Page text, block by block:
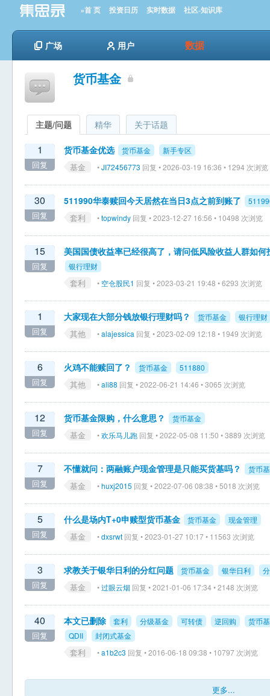
»首 页 投资日历 实时数据 社区-知识库
广场 用户 数据
货币基金
主题/问题 精华 关于话题
1
回复
货币基金优选 货币基金 新手专区
基金 •JI72456773 回复 • 2026-03-19 16:36 • 1294 次浏览
30
回复
511990华泰赎回今天居然在当日3点之前到账了
套利 •topwindy 回复 • 2023-12-27 16:56 • 10498 次浏览
15
回复
美国国债收益率已经很高了，请问低风险收益人群如何
银行理财
套利 • 空仓股民1 回复 • 2023-03-21 19:48 • 6293 次浏览
1
回复
大家现在大部分钱放银行理财吗？ 货币基金 银行理财
其他 •alajessica 回复 • 2023-02-09 12:18 • 1949 次浏览
6
回复
火鸡不能赎回了？ 货币基金 511880
其他 •ali88 回复 • 2022-06-21 14:46 • 3065 次浏览
12
回复
货币基金限购，什么意思？ 货币基金
基金 •欢乐马儿跑 回复 • 2022-05-08 11:50 • 3889 次浏览
7
回复
不懂就问：两融账户现金管理是只能买货基吗？ 货币
基金 •huxj2015 回复 • 2022-07-06 08:38 • 5018 次浏览
5
回复
什么是场内T+0申赎型货币基金 货币基金 现金管理
基金 •dxsrwt 回复 • 2023-01-27 10:17 • 11563 次浏览
3
回复
求教关于银华日利的分红问题 货币基金 银华日利
基金 •过眼云烟 回复 • 2021-01-06 17:34 • 2148 次浏览
40
回复
本文已删除 套利 分级基金 可转债 逆回购
货币
QDII
封闭式基金
套利 •a1b2c3 回复 • 2016-06-18 09:38 • 10797 次浏览
更多...